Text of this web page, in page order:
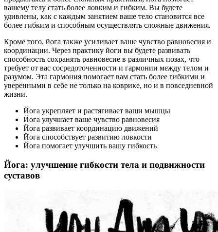
вашему телу стать более ловким и гибким. Вы будете
удивлены, как с каждым занятием ваше тело становится все
более гибким и способным осуществлять сложные движения.
Кроме того, йога также усиливает ваше чувство равновесия и
координации. Через практику йоги вы будете развивать
способность сохранять равновесие в различных позах, что
требует от вас сосредоточенности и гармонии между телом и
разумом. Эта гармония помогает вам стать более гибкими и
уверенными в себе не только на коврике, но и в повседневной
жизни.
Йога укрепляет и растягивает ваши мышцы
Йога улучшает ваше чувство равновесия
Йога развивает координацию движений
Йога способствует развитию ловкости
Йога помогает улучшить вашу гибкость
Йога: улучшение гибкости тела и подвижности
суставов